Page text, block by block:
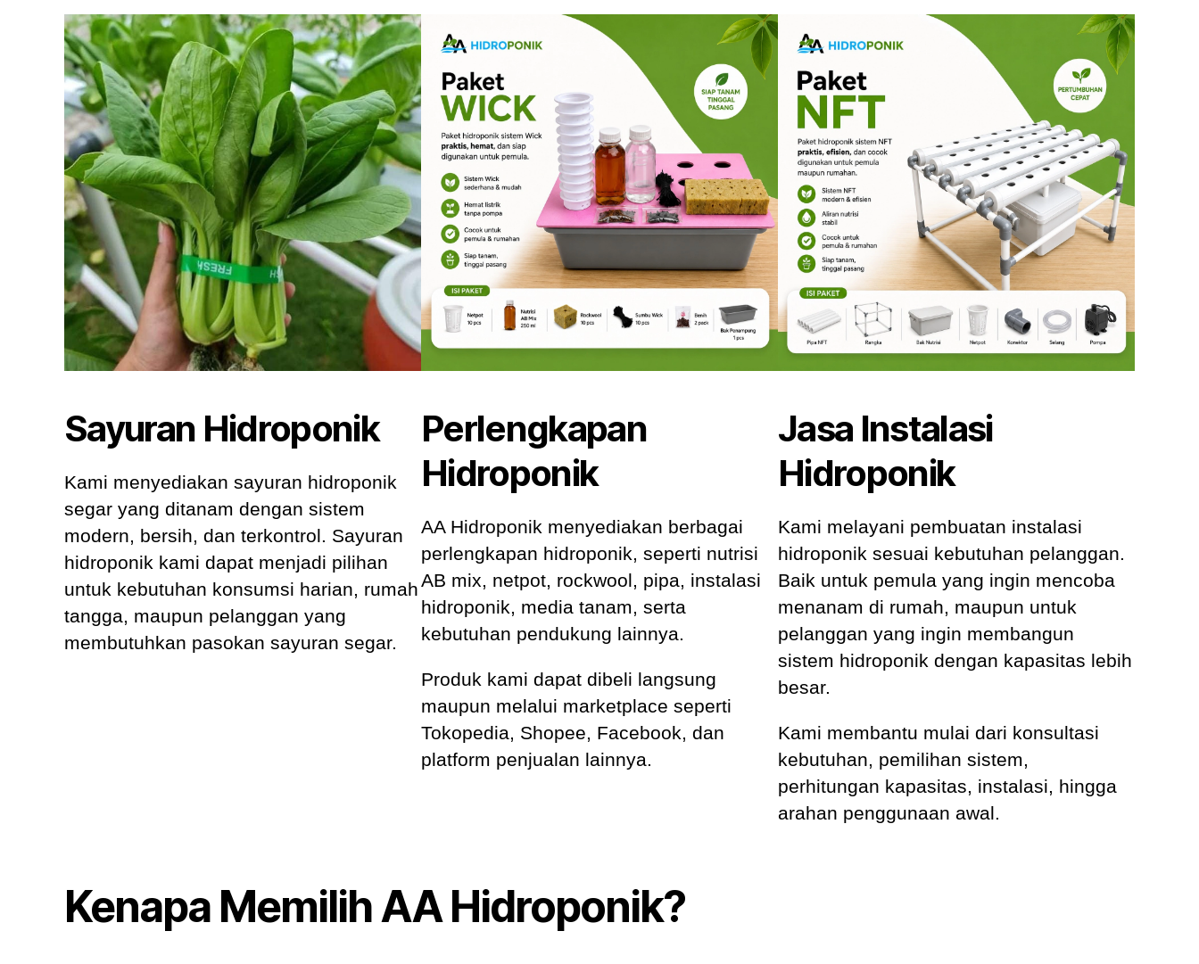
Sayuran Hidroponik
Kami menyediakan sayuran hidroponik
segar yang ditanam dengan sistem
modern, bersih, dan terkontrol. Sayuran
hidroponik kami dapat menjadi pilihan
untuk kebutuhan konsumsi harian, rumah
tangga, maupun pelanggan yang
membutuhkan pasokan sayuran segar.
Perlengkapan
Hidroponik
AA Hidroponik menyediakan berbagai
perlengkapan hidroponik, seperti nutrisi
AB mix, netpot, rockwool, pipa, instalasi
hidroponik, media tanam, serta
kebutuhan pendukung lainnya.
Produk kami dapat dibeli langsung
maupun melalui marketplace seperti
Tokopedia, Shopee, Facebook, dan
platform penjualan lainnya.
Jasa Instalasi
Hidroponik
Kami melayani pembuatan instalasi
hidroponik sesuai kebutuhan pelanggan.
Baik untuk pemula yang ingin mencoba
menanam di rumah, maupun untuk
pelanggan yang ingin membangun
sistem hidroponik dengan kapasitas lebih
besar.
Kami membantu mulai dari konsultasi
kebutuhan, pemilihan sistem,
perhitungan kapasitas, instalasi, hingga
arahan penggunaan awal.
Kenapa Memilih AA Hidroponik?